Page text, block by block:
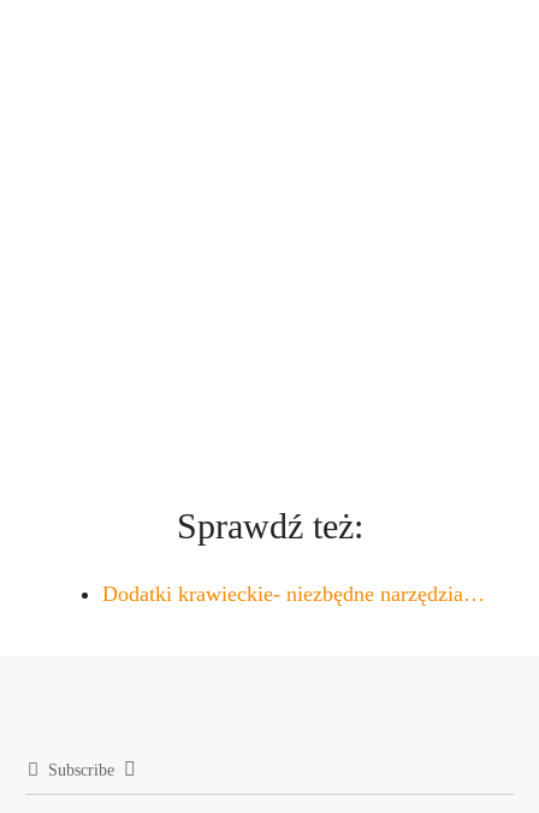
Sprawdź też:
Dodatki krawieckie- niezbędne narzędzia…
Subscribe